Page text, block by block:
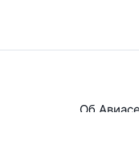
Об